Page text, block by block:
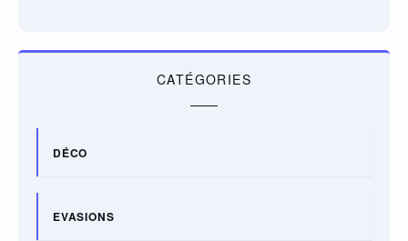
CATÉGORIES
DÉCO
EVASIONS